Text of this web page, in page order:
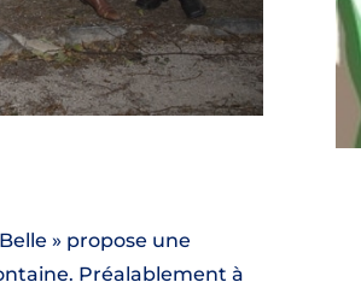
» propose une
Préalablement à